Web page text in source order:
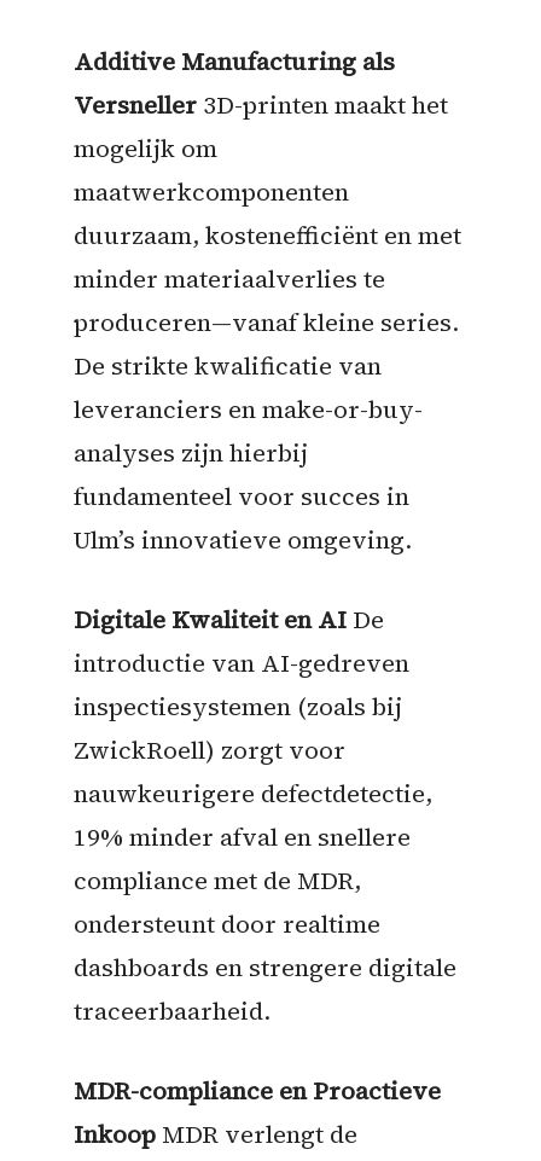
Additive Manufacturing als
Versneller3D-printen maakt het
mogelijk om
maatwerkcomponenten
duurzaam, kostenefficiënt en met
minder materiaalverlies te
produceren—vanaf kleine series.
De strikte kwalificatie van
leveranciers en make-or-buy-
analyses zijn hierbij
fundamenteel voor succes in
Ulm’s innovatieve omgeving.
Digitale Kwaliteit en AIDe
introductie van AI-gedreven
inspectiesystemen (zoals bij
ZwickRoell) zorgt voor
nauwkeurigere defectdetectie,
19% minder afval en snellere
compliance met de MDR,
ondersteunt door realtime
dashboards en strengere digitale
traceerbaarheid.
MDR-compliance en Proactieve
InkoopMDR verlengt de